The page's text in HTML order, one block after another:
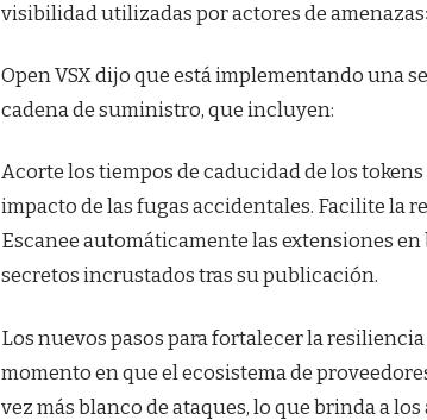
visibilidad utilizadas por actores de
Open VSX dijo que está implementando una
cadena de suministro, que incluyen:
Acorte los tiempos de caducidad de los
impacto de las fugas accidentales. Facilite la
Escanee automáticamente las extensiones
secretos incrustados tras su publicación.
Los nuevos pasos para fortalecer la
momento en que el ecosistema de
vez más blanco de ataques, lo que brinda a